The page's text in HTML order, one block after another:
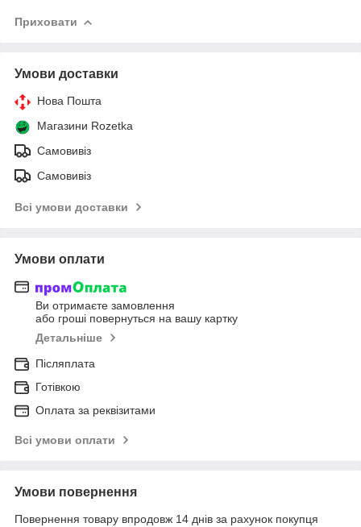
Приховати
Умови доставки
Нова Пошта
Магазини Rozetka
Самовивіз
Самовивіз
Всі умови доставки
Умови оплати
Ви отримаєте замовлення
або гроші повернуться на вашу картку
Детальніше
Післяплата
Готівкою
Оплата за реквізитами
Всі умови оплати
Умови повернення
Повернення товару впродовж 14 днів за рахунок покупця